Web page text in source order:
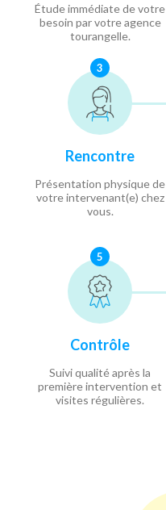
Étude immédiate de votre
besoin par votre agence
tourangelle.
3
Rencontre
Présentation physique de
votre intervenant(e) chez
vous.
5
Contrôle
Suivi qualité après la
première intervention et
visites régulières.